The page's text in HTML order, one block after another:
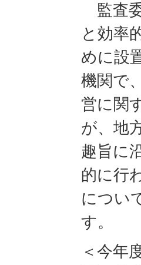
監査
と効率
めに設
機関で
営に関
が、地
趣旨に
的に行
につい
す。
＜今年